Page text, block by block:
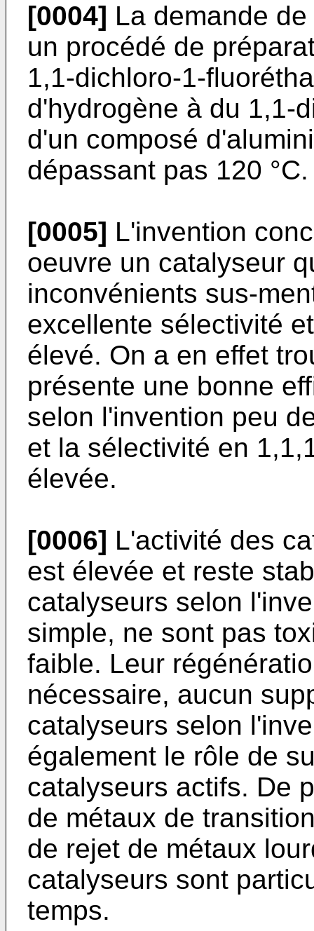
[0004] La demande
un procédé de
1,1-dichloro-1-
d'hydrogène à du 1,1-
d'un composé
dépassant pas 120 °C.
[0005] L'invention
oeuvre un catalyseur
inconvénients sus-
excellente sélectivité
élevé. On a en effet
présente une bonne
selon l'invention peu
et la sélectivité en
élevée.
[0006] L'activité des
est élevée et reste
catalyseurs selon
simple, ne sont pas
faible. Leur
nécessaire, aucun
catalyseurs selon
également le rôle de
catalyseurs actifs. De
de métaux de
de rejet de métaux
catalyseurs sont
temps.